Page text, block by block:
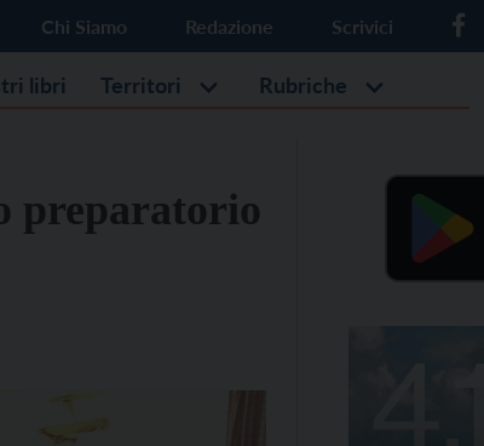
Chi Siamo Redazione Scrivici
libri Territori Rubriche
preparatorio